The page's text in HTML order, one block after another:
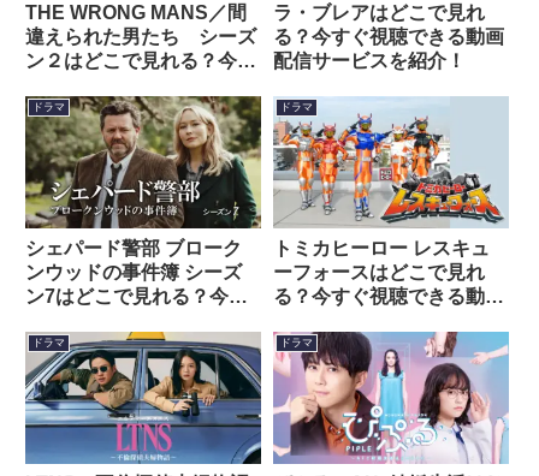
THE WRONG MANS／間
違えられた男たち シーズ
ン２はどこで見れる？今す
ビスを紹介！
ラ・ブレアはどこで見れ
る？今すぐ視聴できる動画
配信サービスを紹介！
ドラマ
シェパード警部 ブローク
ンウッドの事件簿 シーズ
ン7はどこで見れる？今す
ビスを紹介！
ドラマ
トミカヒーロー レスキュ
ーフォースはどこで見れ
る？今すぐ視聴できる動画
ドラマ ドラマ